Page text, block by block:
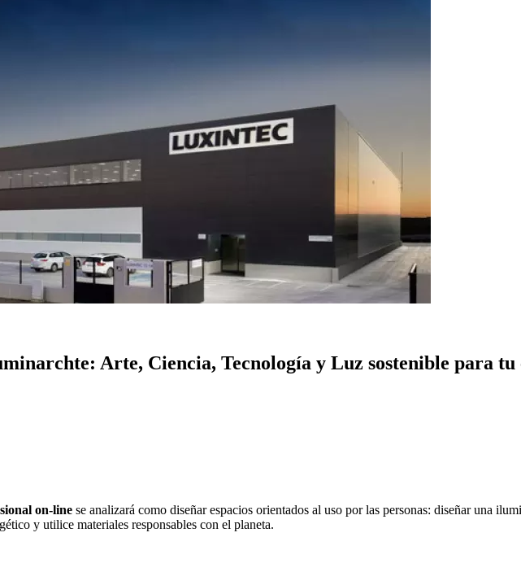
Arte, Ciencia, Tecnología y Luz sostenible para tu
on-line se analizará como diseñar espacios orientados al uso por las personas: diseñar una
y utilice materiales responsables con el planeta.